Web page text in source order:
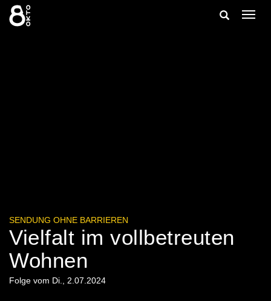
Zum
Inhalt
springen
Suche
SENDUNG OHNE BARRIEREN
Vielfalt im vollbetreuten
Wohnen
Folge vom Di., 2.07.2024